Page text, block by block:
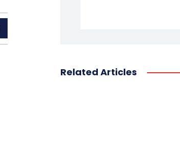
Related Articles